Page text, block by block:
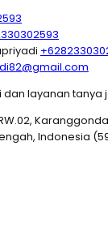
dan layanan tanya
Indonesia